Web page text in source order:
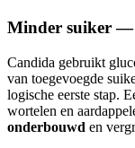
Minder suiker —
Candida gebruikt
van toegevoegde
logische eerste stap.
wortelen en
onderbouwd en